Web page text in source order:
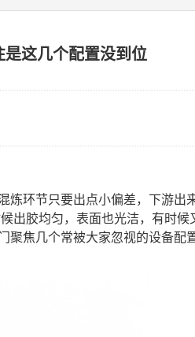
这几个配置没到位
环节只要出点小偏差，下游出
出胶均匀，表面也光洁，有时
焦几个常被大家忽视的设备配